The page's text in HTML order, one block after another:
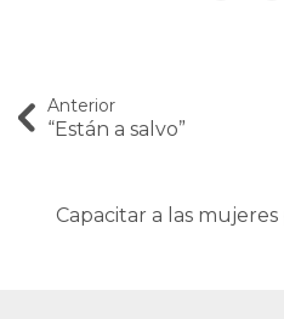
Anterior
“Están a salvo”
Capacitar a las